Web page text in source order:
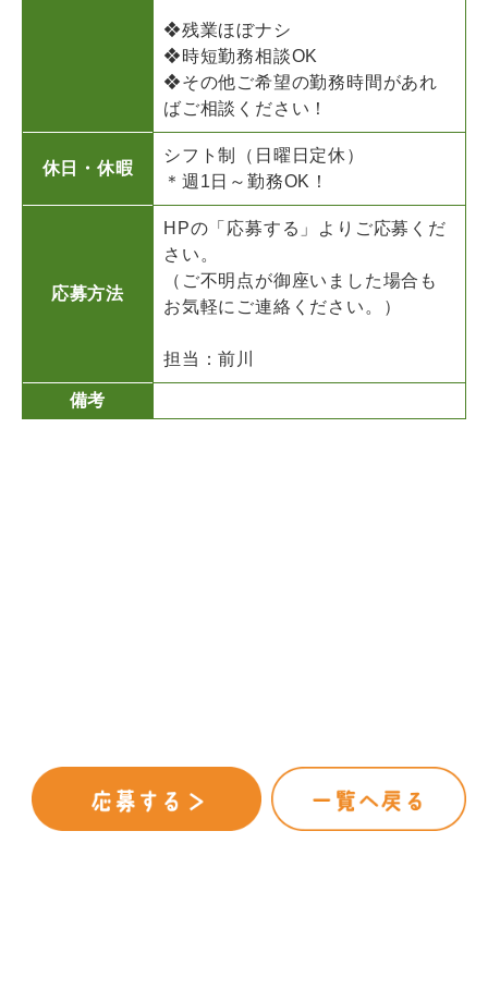
❖残業ほぼナシ
❖時短勤務相談OK
❖その他ご希望の勤務時間があれ
ばご相談ください！
休日・休暇
シフト制（日曜日定休）
＊週1日～勤務OK！
応募方法
HPの「応募する」よりご応募くだ
さい。
（ご不明点が御座いました場合も
お気軽にご連絡ください。）
担当：前川
備考